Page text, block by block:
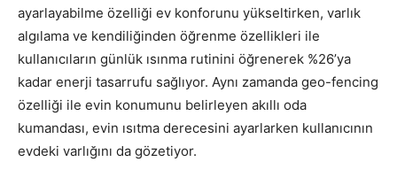
ayarlayabilme özelliği ev konforunu yükseltirken, varlık
algılama ve kendiliğinden öğrenme özellikleri ile
kullanıcıların günlük ısınma rutinini öğrenerek %26’ya
kadar enerji tasarrufu sağlıyor. Aynı zamanda geo-fencing
özelliği ile evin konumunu belirleyen akıllı oda
kumandası, evin ısıtma derecesini ayarlarken kullanıcının
evdeki varlığını da gözetiyor.